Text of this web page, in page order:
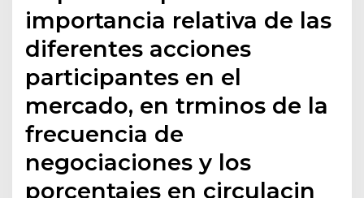
importancia relativa de las
diferentes acciones
participantes en el
mercado, en trminos de la
frecuencia de
negociaciones y los
porcentajes en circulacin